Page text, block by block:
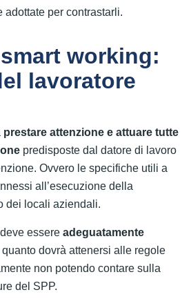
per contrastarli.
working:
lavoratore
prestare attenzione e attuare tutte
predisposte dal datore di lavoro
Ovvero le specifiche utili a
all’esecuzione della
dei locali aziendali.
essere adeguatamente
quanto dovrà attenersi alle regole
non potendo contare sulla
del SPP.